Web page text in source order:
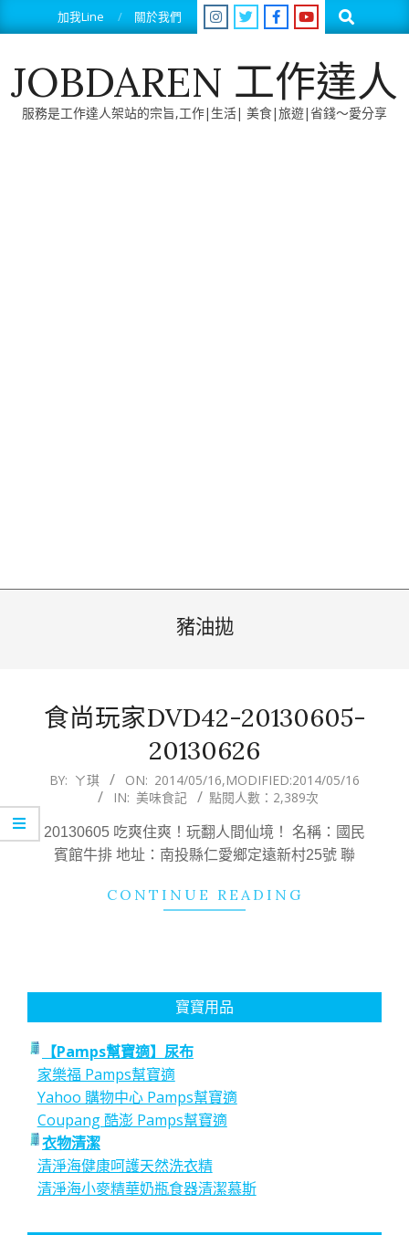
to
加我Line 關於我們 Search
JOBDAREN 工作達人
服務是工作達人架站的宗旨,工作|生活| 美食|旅遊|省錢～愛分享
豬油拋
食尚玩家DVD42-20130605-
20130626
2014-
16
BY: ㄚ琪 ON: 2014/05/16,MODIFIED:2014/05/16
IN: 美味食記 點閱人數：2,389次
20130605 吃爽住爽！玩翻人間仙境！ 名稱：國民
賓館牛排 地址：南投縣仁愛鄉定遠新村25號 聯
CONTINUE READING
寶寶用品
【Pamps幫寶適】尿布
家樂福 Pamps幫寶適
Yahoo 購物中心 Pamps幫寶適
Coupang 酷澎 Pamps幫寶適
衣物清潔
清淨海健康呵護天然洗衣精
清淨海小麥精華奶瓶食器清潔慕斯